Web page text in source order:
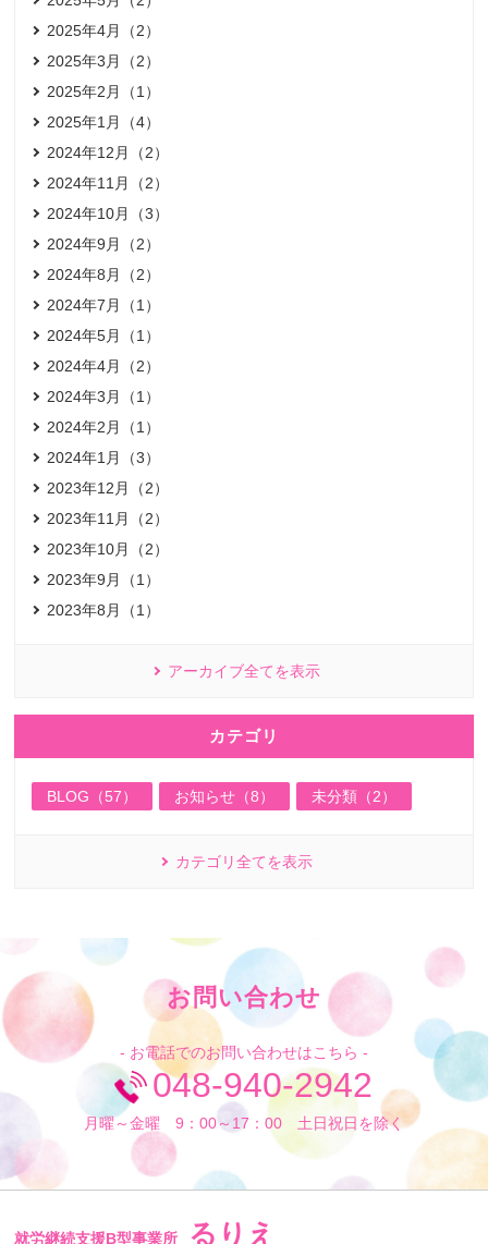
2025年4月（2）
2025年3月（2）
2025年2月（1）
2025年1月（4）
2024年12月（2）
2024年11月（2）
2024年10月（3）
2024年9月（2）
2024年8月（2）
2024年7月（1）
2024年5月（1）
2024年4月（2）
2024年3月（1）
2024年2月（1）
2024年1月（3）
2023年12月（2）
2023年11月（2）
2023年10月（2）
2023年9月（1）
2023年8月（1）
アーカイブ全てを表示
カテゴリ
BLOG（57） お知らせ（8） 未分類（2）
カテゴリ全てを表示
お問い合わせ
- お電話でのお問い合わせはこちら -
048-940-2942
月曜～金曜 9：00～17：00 土日祝日を除く
就労継続支援B型事業所 るりえ